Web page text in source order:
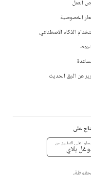
العمل
الخصوصية
الذكاء الاصطناعي
عن الرق الحديث
على
على التطبيق من
بلاي